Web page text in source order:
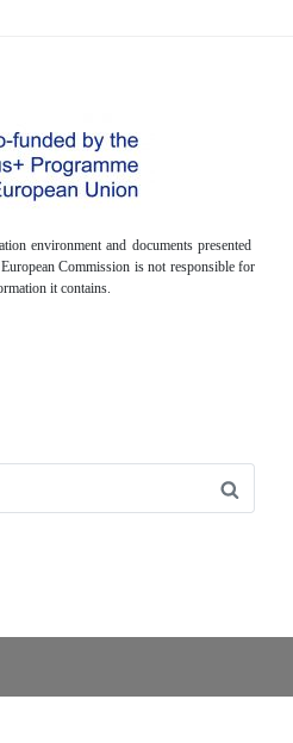
environment and documents presented
Commission is not responsible for
it contains.